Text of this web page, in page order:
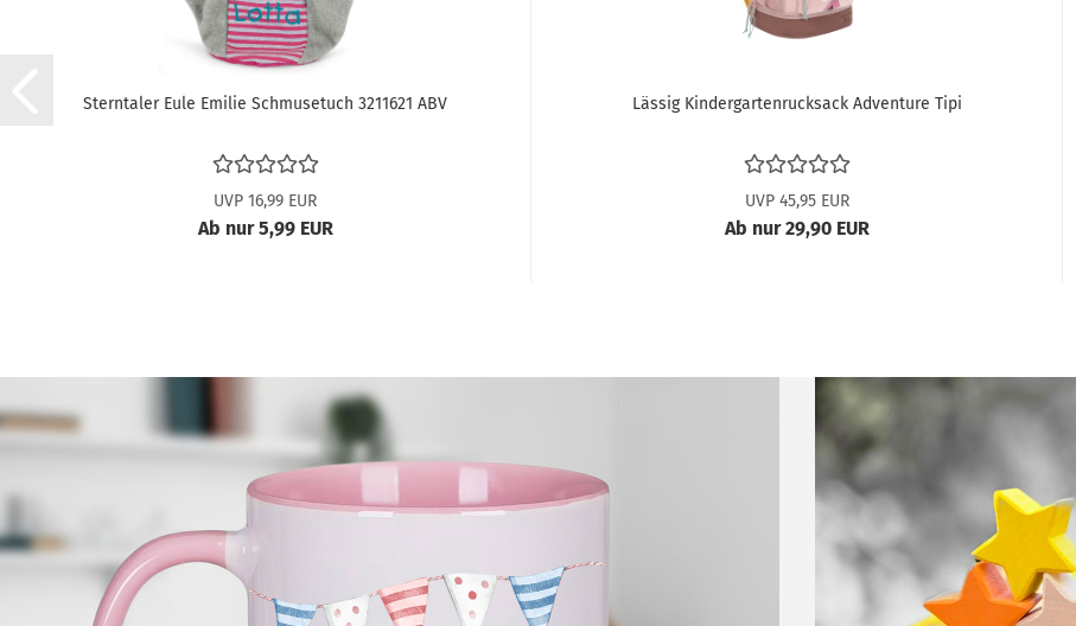
Sterntaler Eule Emilie Schmusetuch 3211621 ABV
UVP 16,99 EUR
Ab nur 5,99 EUR
Lässig Kindergartenrucksack Adventure Tipi
UVP 45,95 EUR
Ab nur 29,90 EUR